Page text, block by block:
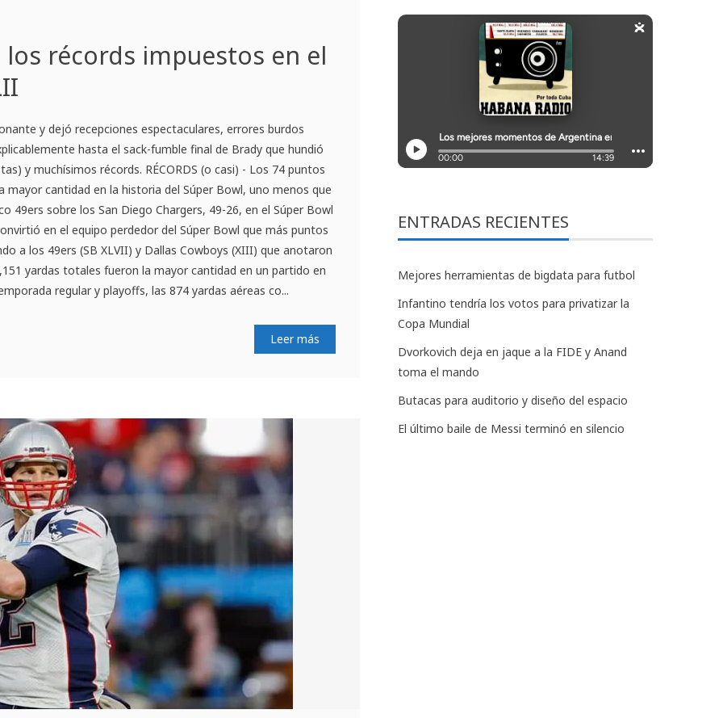
récords impuestos en el
y dejó recepciones espectaculares, errores burdos
hasta el sack-fumble final de Brady que hundió
y muchísimos récords. RÉCORDS (o casi) - Los 74 puntos
cantidad en la historia del Súper Bowl, uno menos que
49ers sobre los San Diego Chargers, 49-26, en el Súper Bowl
en el equipo perdedor del Súper Bowl que más puntos
a los 49ers (SB XLVII) y Dallas Cowboys (XIII) que anotaron
yardas totales fueron la mayor cantidad en un partido en
regular y playoffs, las 874 yardas aéreas co...
Leer más
ENTRADAS RECIENTES
Mejores herramientas de bigdata para futbol
Infantino tendría los votos para privatizar la
Copa Mundial
Dvorkovich deja en jaque a la FIDE y Anand
toma el mando
Butacas para auditorio y diseño del espacio
El último baile de Messi terminó en silencio